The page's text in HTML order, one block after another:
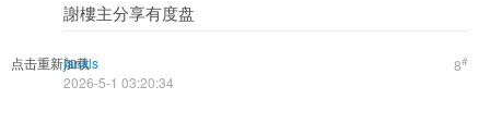
謝樓主分享有度盘
点击重新加载 8#
jankls
2026-5-1 03:20:34